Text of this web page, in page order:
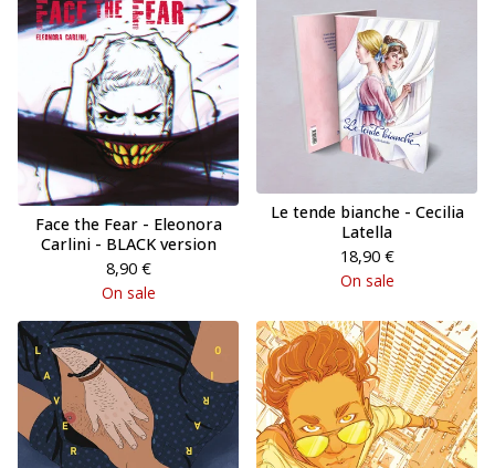
Face the Fear - Eleonora
Carlini - BLACK version
8,90 €
On sale
Le tende bianche - Cecilia
Latella
18,90 €
On sale